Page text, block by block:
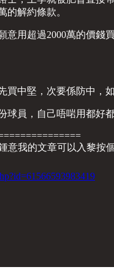
的解約條款。
用超過2000萬的價錢
買中堅，次要係防中，
球員，自己唔啱用都好
意我的文章可以入黎按